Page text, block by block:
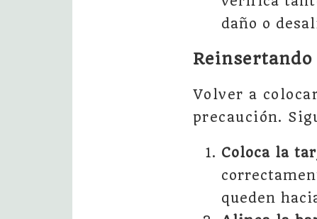
daño o
Volver a
precaución.
Coloca la
queden